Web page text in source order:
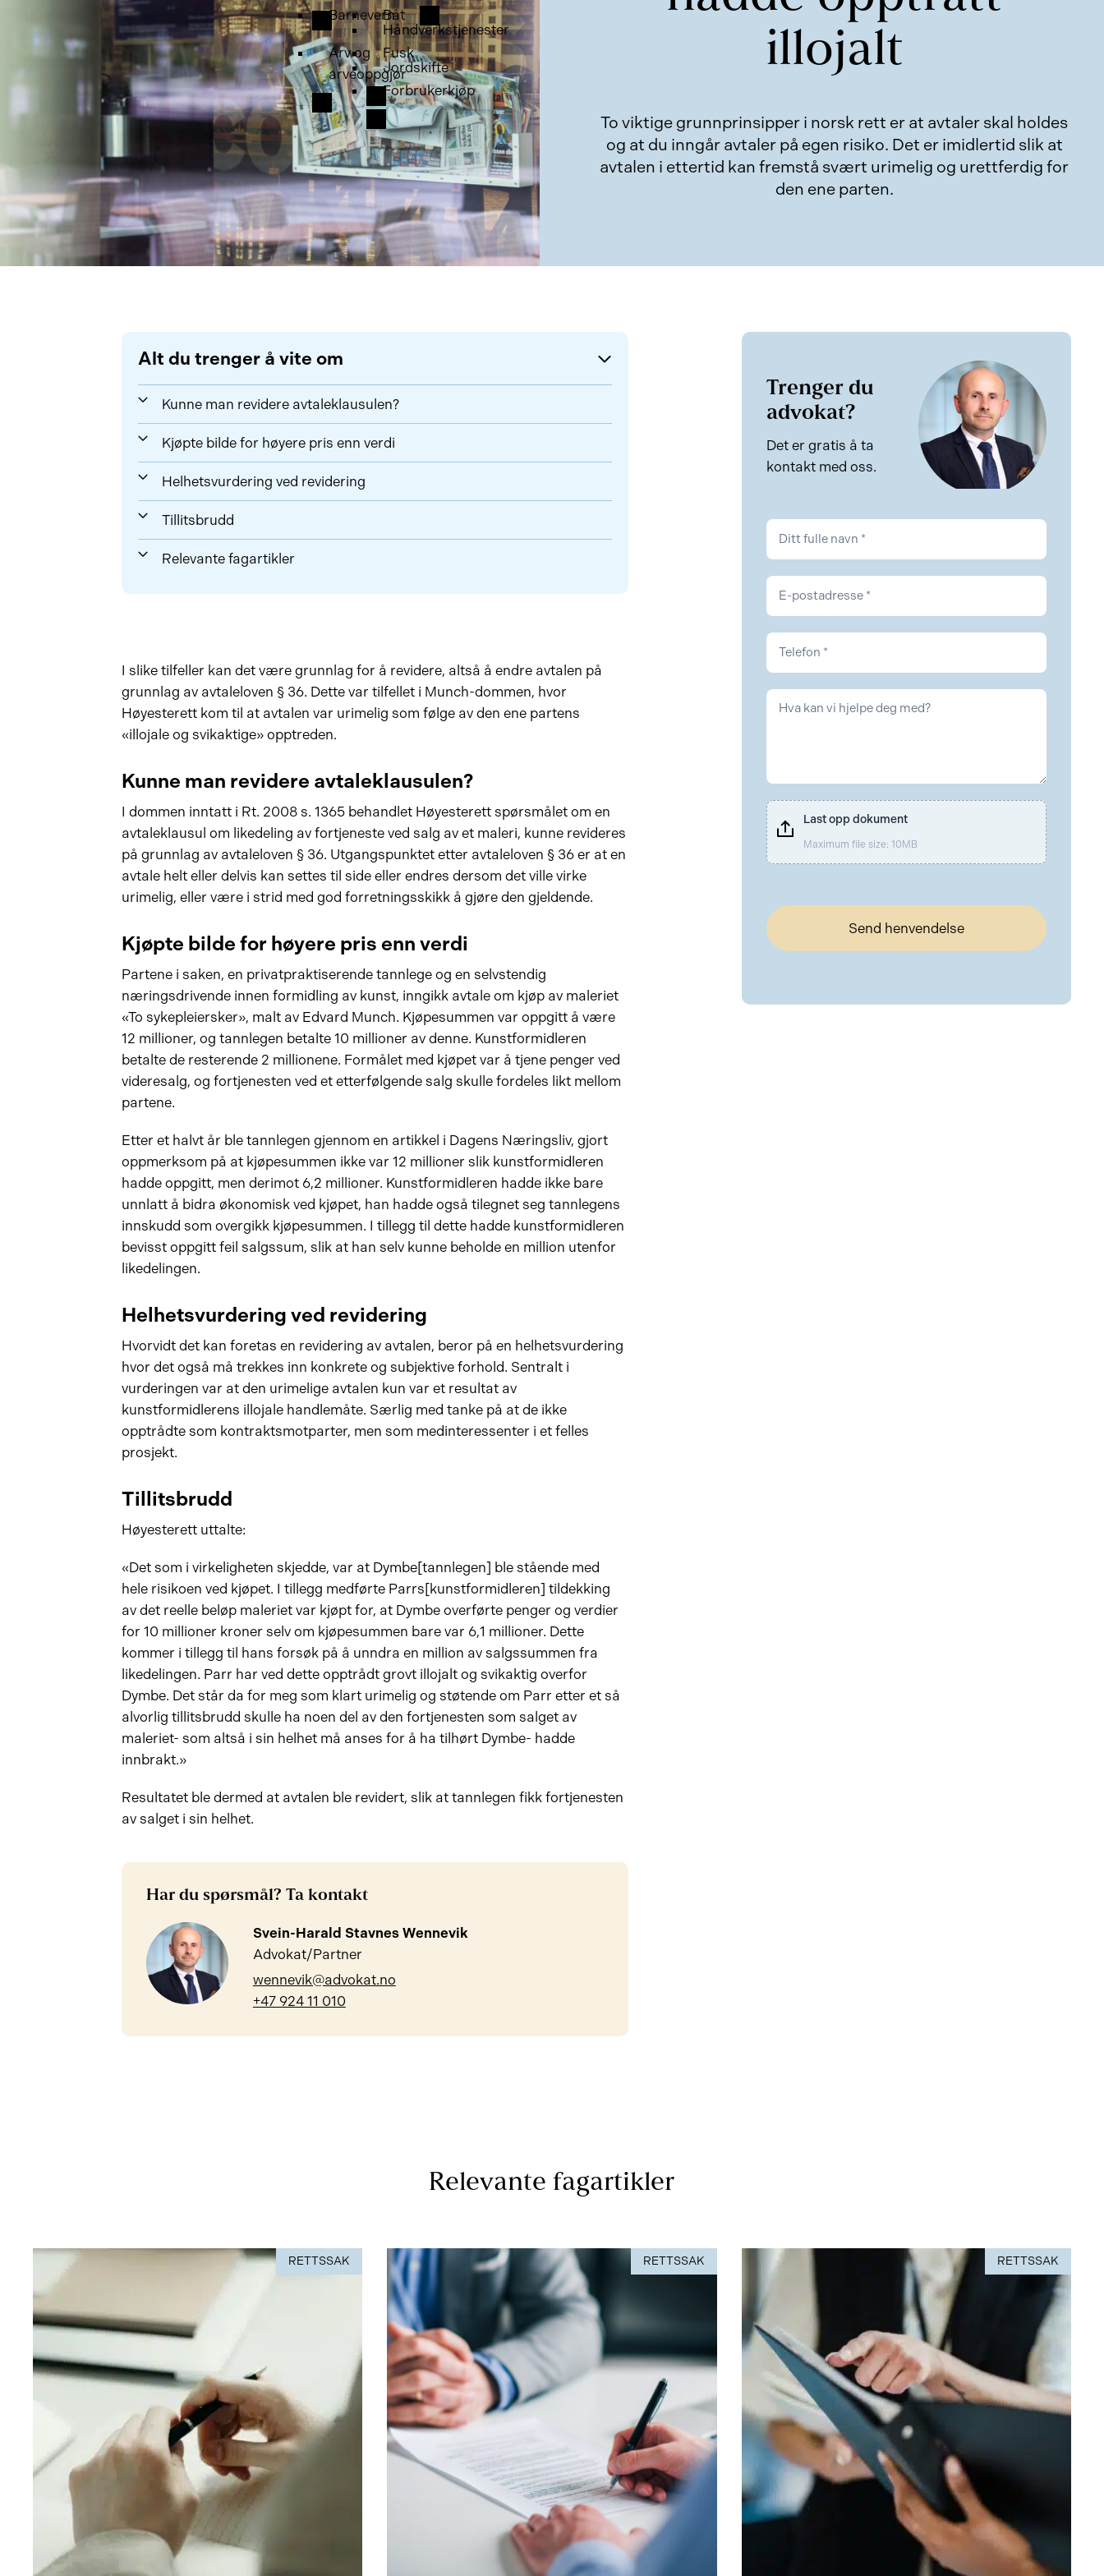
Håndverkstjenester
Jordskifte
Barnevern
Arv og
arveoppgjør
Båt
Fusk
Forbrukerkjøp
illojalt
To viktige grunnprinsipper i norsk rett er at avtaler skal holdes
og at du inngår avtaler på egen risiko. Det er imidlertid slik at
avtalen i ettertid kan fremstå svært urimelig og urettferdig for
den ene parten.
Alt du trenger å vite om
Kunne man revidere avtaleklausulen?
Kjøpte bilde for høyere pris enn verdi
Helhetsvurdering ved revidering
Tillitsbrudd
Relevante fagartikler
I slike tilfeller kan det være grunnlag for å revidere, altså å endre avtalen på
grunnlag av avtaleloven § 36. Dette var tilfellet i Munch-dommen, hvor
Høyesterett kom til at avtalen var urimelig som følge av den ene partens
«illojale og svikaktige» opptreden.
Kunne man revidere avtaleklausulen?
I dommen inntatt i Rt. 2008 s. 1365 behandlet Høyesterett spørsmålet om en
avtaleklausul om likedeling av fortjeneste ved salg av et maleri, kunne revideres
på grunnlag av avtaleloven § 36. Utgangspunktet etter avtaleloven § 36 er at en
avtale helt eller delvis kan settes til side eller endres dersom det ville virke
urimelig, eller være i strid med god forretningsskikk å gjøre den gjeldende.
Kjøpte bilde for høyere pris enn verdi
Partene i saken, en privatpraktiserende tannlege og en selvstendig
næringsdrivende innen formidling av kunst, inngikk avtale om kjøp av maleriet
«To sykepleiersker», malt av Edvard Munch. Kjøpesummen var oppgitt å være
12 millioner, og tannlegen betalte 10 millioner av denne. Kunstformidleren
betalte de resterende 2 millionene. Formålet med kjøpet var å tjene penger ved
videresalg, og fortjenesten ved et etterfølgende salg skulle fordeles likt mellom
partene.
Etter et halvt år ble tannlegen gjennom en artikkel i Dagens Næringsliv, gjort
oppmerksom på at kjøpesummen ikke var 12 millioner slik kunstformidleren
hadde oppgitt, men derimot 6,2 millioner. Kunstformidleren hadde ikke bare
unnlatt å bidra økonomisk ved kjøpet, han hadde også tilegnet seg tannlegens
innskudd som overgikk kjøpesummen. I tillegg til dette hadde kunstformidleren
bevisst oppgitt feil salgssum, slik at han selv kunne beholde en million utenfor
likedelingen.
Helhetsvurdering ved revidering
Hvorvidt det kan foretas en revidering av avtalen, beror på en helhetsvurdering
hvor det også må trekkes inn konkrete og subjektive forhold. Sentralt i
vurderingen var at den urimelige avtalen kun var et resultat av
kunstformidlerens illojale handlemåte. Særlig med tanke på at de ikke
opptrådte som kontraktsmotparter, men som medinteressenter i et felles
prosjekt.
Tillitsbrudd
Høyesterett uttalte:
«Det som i virkeligheten skjedde, var at Dymbe[tannlegen] ble stående med
hele risikoen ved kjøpet. I tillegg medførte Parrs[kunstformidleren] tildekking
av det reelle beløp maleriet var kjøpt for, at Dymbe overførte penger og verdier
for 10 millioner kroner selv om kjøpesummen bare var 6,1 millioner. Dette
kommer i tillegg til hans forsøk på å unndra en million av salgssummen fra
likedelingen. Parr har ved dette opptrådt grovt illojalt og svikaktig overfor
Dymbe. Det står da for meg som klart urimelig og støtende om Parr etter et så
alvorlig tillitsbrudd skulle ha noen del av den fortjenesten som salget av
maleriet- som altså i sin helhet må anses for å ha tilhørt Dymbe- hadde
innbrakt.»
Resultatet ble dermed at avtalen ble revidert, slik at tannlegen fikk fortjenesten
av salget i sin helhet.
Har du spørsmål? Ta kontakt
Svein-Harald Stavnes Wennevik
Advokat/Partner
wennevik@advokat.no
+47 924 11 010
Trenger du
advokat?
Det er gratis å ta
kontakt med oss.
Kontakt
Last opp dokument
Maximum file size: 10MB
Send henvendelse
Relevante fagartikler
RETTSSAK RETTSSAK RETTSSAK